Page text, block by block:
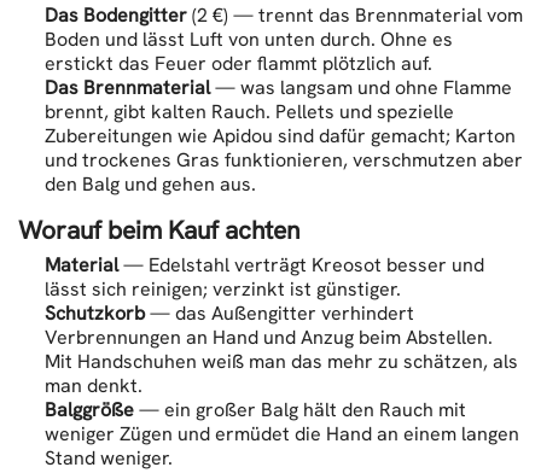
Das Bodengitter(2 €) — trennt das Brennmaterial vom
Boden und lässt Luft von unten durch. Ohne es
erstickt das Feuer oder flammt plötzlich auf.
Das Brennmaterial— was langsam und ohne Flamme
brennt, gibt kalten Rauch. Pellets und spezielle
Zubereitungen wie Apidou sind dafür gemacht; Karton
und trockenes Gras funktionieren, verschmutzen aber
den Balg und gehen aus.
Worauf beim Kauf achten
Material— Edelstahl verträgt Kreosot besser und
lässt sich reinigen; verzinkt ist günstiger.
Schutzkorb— das Außengitter verhindert
Verbrennungen an Hand und Anzug beim Abstellen.
Mit Handschuhen weiß man das mehr zu schätzen, als
man denkt.
Balggröße— ein großer Balg hält den Rauch mit
weniger Zügen und ermüdet die Hand an einem langen
Stand weniger.